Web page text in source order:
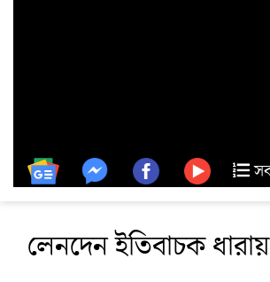
লেনদেন ইতিবাচক ধারায়